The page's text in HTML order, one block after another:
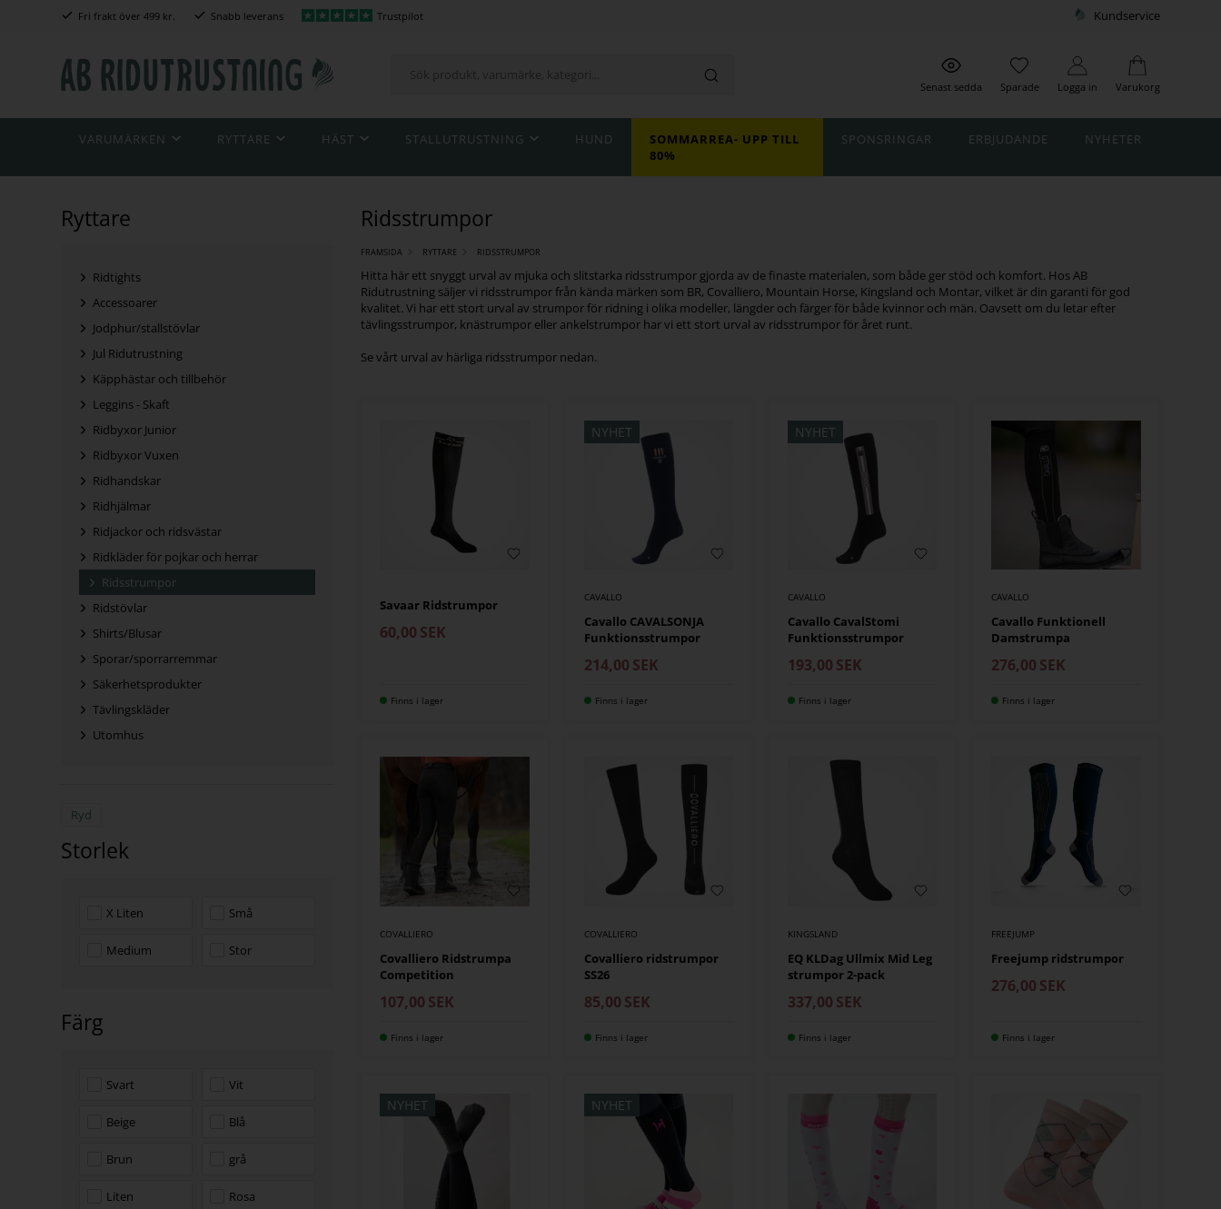
Fri frakt över 499 kr. Snabb leverans Trustpilot Kundservice
Senast sedda Sparade Logga in Varukorg
VARUMÄRKEN RYTTARE HÄST STALLUTRUSTNING HUND
SOMMARREA- UPP TILL
80%
SPONSRINGAR ERBJUDANDE NYHETER
Ryttare
Ridtights
Accessoarer
Jodphur/stallstövlar
Jul Ridutrustning
Käpphästar och tillbehör
Leggins - Skaft
Ridbyxor Junior
Ridbyxor Vuxen
Ridhandskar
Ridhjälmar
Ridjackor och ridsvästar
Ridkläder för pojkar och herrar
Ridsstrumpor
Ridstövlar
Shirts/Blusar
Sporar/sporrarremmar
Säkerhetsprodukter
Tävlingskläder
Utomhus
Ryd
Storlek
X Liten Små
Medium Stor
Färg
Svart Vit
Beige Blå
Brun grå
Liten Rosa
Ridsstrumpor
FRAMSIDA RYTTARE RIDSSTRUMPOR
Hitta här ett snyggt urval av mjuka och slitstarka ridsstrumpor gjorda av de finaste materialen, som både ger stöd och komfort. Hos AB
Ridutrustning säljer vi ridsstrumpor från kända märken som BR, Covalliero, Mountain Horse, Kingsland och Montar, vilket är din garanti för god
kvalitet. Vi har ett stort urval av strumpor för ridning i olika modeller, längder och färger för både kvinnor och män. Oavsett om du letar efter
tävlingsstrumpor, knästrumpor eller ankelstrumpor har vi ett stort urval av ridsstrumpor för året runt.
Se vårt urval av härliga ridsstrumpor nedan.
Savaar Ridstrumpor
60,00 SEK
Finns i lager
NYHET
CAVALLO
Cavallo CAVALSONJA
Funktionsstrumpor
214,00 SEK
Finns i lager
NYHET
CAVALLO
Cavallo CavalStomi
Funktionsstrumpor
193,00 SEK
Finns i lager
CAVALLO
Cavallo Funktionell
Damstrumpa
276,00 SEK
Finns i lager
COVALLIERO
Covalliero Ridstrumpa
Competition
107,00 SEK
Finns i lager
COVALLIERO
Covalliero ridstrumpor
SS26
85,00 SEK
Finns i lager
KINGSLAND
EQ KLDag Ullmix Mid Leg
strumpor 2-pack
337,00 SEK
Finns i lager
FREEJUMP
Freejump ridstrumpor
276,00 SEK
Finns i lager
NYHET NYHET